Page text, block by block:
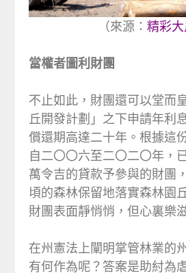
（來源： 精彩大
當權者圖利財團
不止如此，財團還可以堂而
丘開發計劃」之下申請年利
償還期高達二十年。根據這
自二〇〇六至二〇二〇年，
萬令吉的貸款予參與的財團
頃的森林保留地落實森林園
財團表面靜悄悄，但心裏樂
在州憲法上闡明掌管林業的
有何作為呢？答案是助紂為